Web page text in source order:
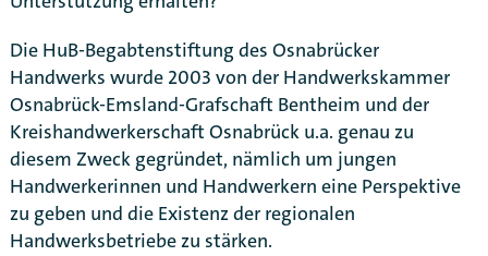
Die HuB-Begabtenstiftung des Osnabrücker
Handwerks wurde 2003 von der Handwerkskammer
Osnabrück-Emsland-Grafschaft Bentheim und der
Kreishandwerkerschaft Osnabrück u.a. genau zu
diesem Zweck gegründet, nämlich um jungen
Handwerkerinnen und Handwerkern eine Perspektive
zu geben und die Existenz der regionalen
Handwerksbetriebe zu stärken.